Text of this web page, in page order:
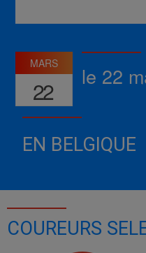
MARS
22
le 22
EN BELGIQUE
COUREURS